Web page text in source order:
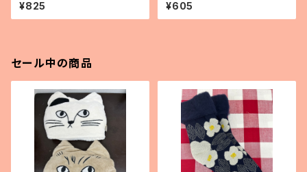
¥825 ¥605
セール中の商品